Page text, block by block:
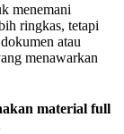
menemani
ringkas, tetapi
atau
menawarkan
material full